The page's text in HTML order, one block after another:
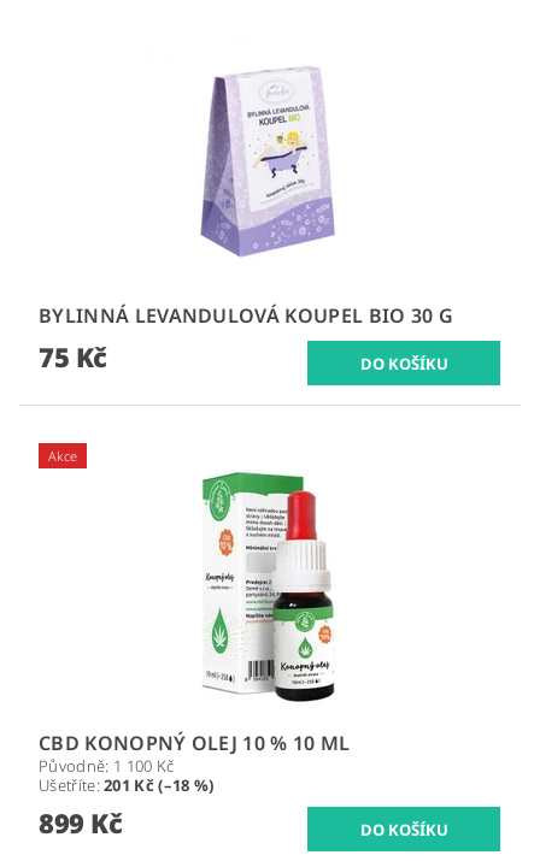
BYLINNÁ LEVANDULOVÁ KOUPEL BIO 30 G
75 Kč
Akce
CBD KONOPNÝ OLEJ 10 % 10 ML
Původně: 1 100 Kč
Ušetříte:201 Kč (–18 %)
899 Kč